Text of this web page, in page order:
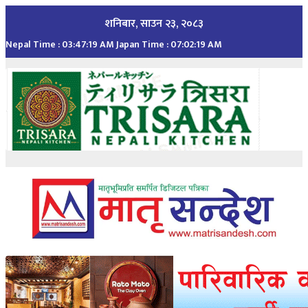
content
शनिबार, साउन २३, २०८३
Nepal Time :03:47:21 AMJapan Time :07:02:21 AM